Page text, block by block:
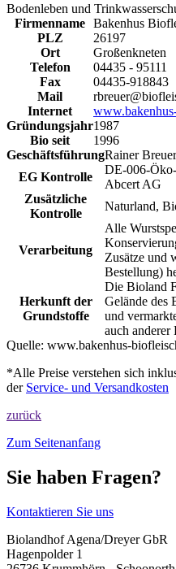
Bodenleben und
Firmenname Bakenhus
PLZ
26197
Ort
Großenkneten
Telefon
04435 - 95111
Fax
04435-918843
Mail
Internet
Gründungsjahr1987
Bio seit
1996
GeschäftsführungRainer Breuer
EG Kontrolle
DE-006-
Abcert AG
Zusätzliche
Kontrolle
Naturland,
Verarbeitung
Alle
Zusätze und
Bestellung)
Herkunft der
Grundstoffe
Die Bioland
Gelände des
und
auch
Quelle: www.bakenhus-
*Alle Preise verstehen sich
der Service- und Versandkosten
zurück
Zum Seitenanfang
Sie haben Fragen?
Kontaktieren Sie uns
Biolandhof Agena/Dreyer GbR
Hagenpolder 1